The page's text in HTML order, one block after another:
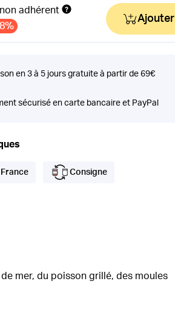
adhérent
Ajouter
en 3 à 5 jours gratuite à partir de 69€
sécurisé en carte bancaire et PayPal
Consigne
mer, du poisson grillé, des moules